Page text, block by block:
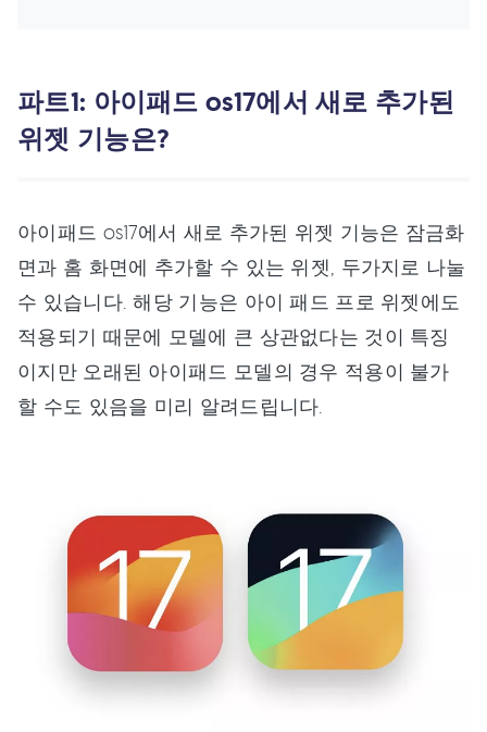
파트1: 아이패드 os17에서 새로 추가된
위젯 기능은?
아이패드 os17에서 새로 추가된 위젯 기능은 잠금화
면과 홈 화면에 추가할 수 있는 위젯, 두가지로 나눌
수 있습니다. 해당 기능은 아이 패드 프로 위젯에도
적용되기 때문에 모델에 큰 상관없다는 것이 특징
이지만 오래된 아이패드 모델의 경우 적용이 불가
할 수도 있음을 미리 알려드립니다.